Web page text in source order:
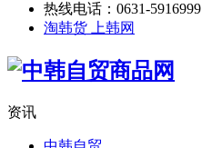
热线电话：0631-5916999
淘韩货 上韩网
资讯